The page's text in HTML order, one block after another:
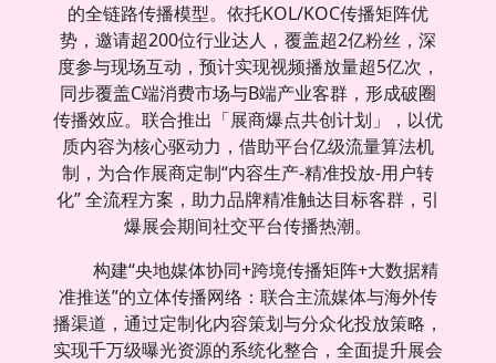
的全链路传播模型。依托KOL/KOC传播矩阵优
势，邀请超200位行业达人，覆盖超2亿粉丝，深
度参与现场互动，预计实现视频播放量超5亿次，
同步覆盖C端消费市场与B端产业客群，形成破圈
传播效应。联合推出「展商爆点共创计划」，以优
质内容为核心驱动力，借助平台亿级流量算法机
制，为合作展商定制“内容生产-精准投放-用户转
化” 全流程方案，助力品牌精准触达目标客群，引
爆展会期间社交平台传播热潮。
构建“央地媒体协同+跨境传播矩阵+大数据精
准推送”的立体传播网络：联合主流媒体与海外传
播渠道，通过定制化内容策划与分众化投放策略，
实现千万级曝光资源的系统化整合，全面提升展会